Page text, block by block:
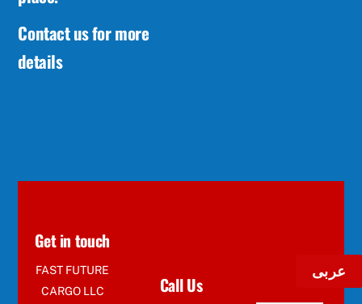
Contact us for more
details
Get in touch
FAST FUTURE
CARGO LLC
Call Us
عربى